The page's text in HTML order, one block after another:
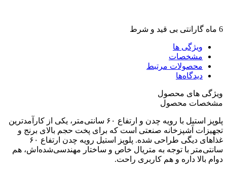
6 ماه گارانتی بی قید و شرط
ویژگی ها
مشخصات
محصولات مرتبط
دیدگاه‌ها
ویژگی های محصول
مشخصات محصول
پلوپز استیل با رویه چدن و ارتفاع ۶۰ سانتی‌متر، یکی از کارآمدترین
تجهیزات آشپزخانه صنعتی است که برای پخت حجم بالای برنج و
غذاهای دیگی طراحی شده. پلوپز استیل رویه چدن ارتفاع ۶۰
سانتی‌متر با توجه به متریال خاص و ساختار مهندسی‌شده‌اش، هم
دوام بالا داره و هم کاربری راحت.